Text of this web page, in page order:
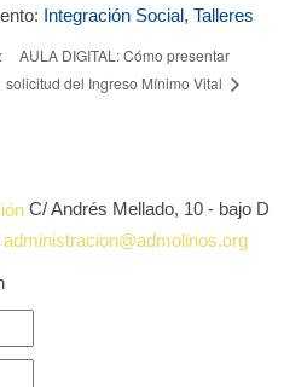
Integración Social, Talleres
AULA DIGITAL: Cómo presentar
solicitud del Ingreso Mínimo Vital
C/ Andrés Mellado, 10 - bajo D
administracion@admolinos.org